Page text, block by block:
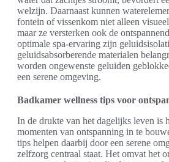
welzijn. Daarnaast kunnen
fontein of vissenkom niet alleen
maar ze versterken ook de
optimale spa-ervaring zijn
geluidsabsorberende materialen
worden ongewenste geluiden
een serene omgeving.
Badkamer wellness tips voor
In de drukte van het dagelijks leven is
momenten van ontspanning in te
tips helpen daarbij door een serene
zelfzorg centraal staat. Het omvat het